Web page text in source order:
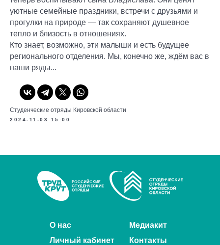
уютные семейные праздники, встречи с друзьями и
прогулки на природе — так сохраняют душевное
тепло и близость в отношениях.
Кто знает, возможно, эти малыши и есть будущее
регионального отделения. Мы, конечно же, ждём вас в
наши ряды...
Студенческие отряды Кировской области
2024-11-03 15:00
О нас
Контакты
Личный кабинет
Медиакит